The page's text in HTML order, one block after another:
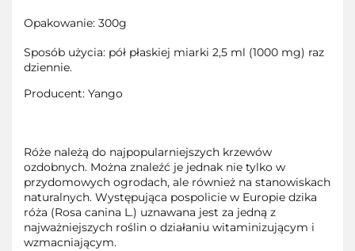
Opakowanie: 300g
Sposób użycia: pół płaskiej miarki 2,5 ml (1000 mg) raz
dziennie.
Producent: Yango
Róże należą do najpopularniejszych krzewów
ozdobnych. Można znaleźć je jednak nie tylko w
przydomowych ogrodach, ale również na stanowiskach
naturalnych. Występująca pospolicie w Europie dzika
róża (Rosa canina L.) uznawana jest za jedną z
najważniejszych roślin o działaniu witaminizującym i
wzmacniającym.